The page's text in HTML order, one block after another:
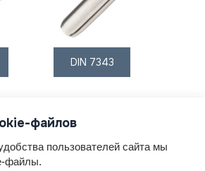
DIN 7343
файлов
пользователей сайта мы
файлы.